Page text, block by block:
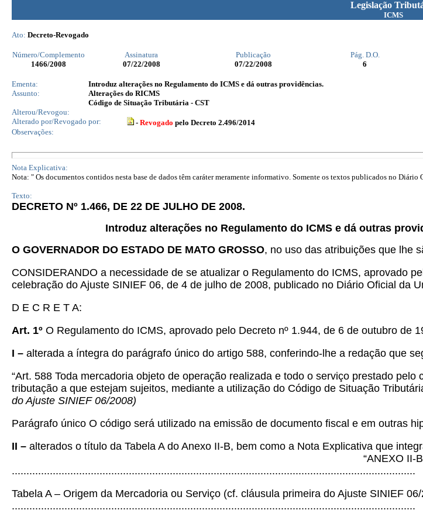
Legislação
ICMS
Ato: Decreto-Revogado
Número/Complemento Assinatura Publicação Pág. D.O.
1466/2008 07/22/2008 07/22/2008 6
Ementa:
Introduz alterações no Regulamento do ICMS e dá outras providências.
Assunto:
Alterações do RICMS
Código de Situação Tributária - CST
Alterou/Revogou:
Alterado por/Revogado por:
- Revogado pelo Decreto 2.496/2014
Observações:
Nota Explicativa:
Nota: " Os documentos contidos nesta base de dados têm caráter meramente informativo. Somente os textos publicados no
Texto:
DECRETO Nº 1.466, DE 22 DE JULHO DE 2008.
Introduz alterações no Regulamento do ICMS e dá outras
O GOVERNADOR DO ESTADO DE MATO GROSSO, no uso das atribuições que lhe
CONSIDERANDO a necessidade de se atualizar o Regulamento do ICMS, aprovado
celebração do Ajuste SINIEF 06, de 4 de julho de 2008, publicado no Diário Oficial da
D E C R E T A:
Art. 1º O Regulamento do ICMS, aprovado pelo Decreto nº 1.944, de 6 de outubro de
I – alterada a íntegra do parágrafo único do artigo 588, conferindo-lhe a redação que
“Art. 588 Toda mercadoria objeto de operação realizada e todo o serviço prestado
tributação a que estejam sujeitos, mediante a utilização do Código de Situação
do Ajuste SINIEF 06/2008)
Parágrafo único O código será utilizado na emissão de documento fiscal e em outras
II – alterados o título da Tabela A do Anexo II-B, bem como a Nota Explicativa que
“ANEXO II-B
..........................................................................................................................................
Tabela A – Origem da Mercadoria ou Serviço (cf. cláusula primeira do Ajuste SINIEF
..........................................................................................................................................